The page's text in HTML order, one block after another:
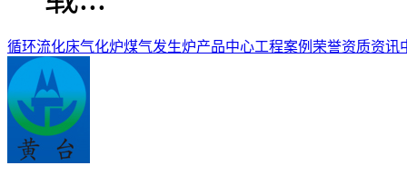
循环流化床气化炉煤气发生炉产品中心工程案例 荣誉资质资讯